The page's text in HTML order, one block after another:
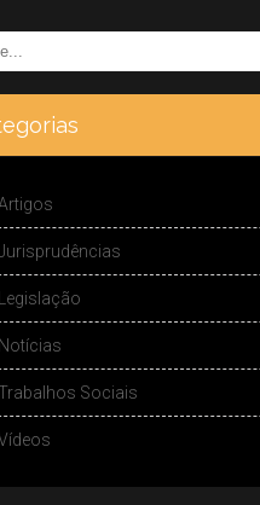
Legislação
Notícias
Sociais